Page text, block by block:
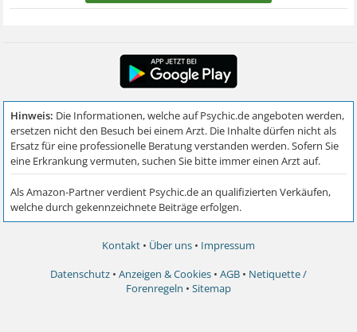
Kontakt • Über uns • Impressum
Datenschutz • Anzeigen & Cookies • AGB • Netiquette /
Forenregeln • Sitemap